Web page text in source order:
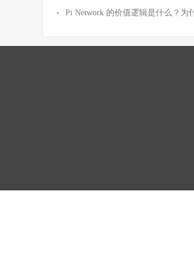
Pi Network 的价值逻辑是什么？为